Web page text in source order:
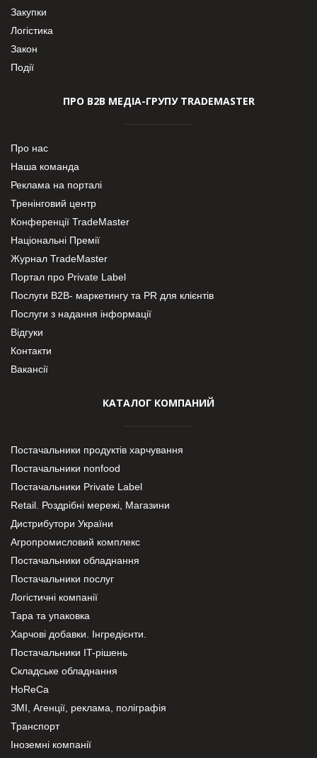
Закупки
Логістика
Закон
Події
ПРО В2В МЕДІА-ГРУПУ TRADEMASTER
Про нас
Наша команда
Реклама на порталі
Тренінговий центр
Конференції TradeMaster
Національні Премії
Журнал TradeMaster
Портал про Private Label
Послуги В2В- маркетингу та PR для клієнтів
Послуги з надання інформації
Відгуки
Контакти
Вакансії
КАТАЛОГ КОМПАНИЙ
Постачальники продуктів харчування
Постачальники nonfood
Постачальники Private Label
Retail. Роздрібні мережі, Магазини
Дистрибутори України
Агропромисловий комплекс
Постачальники обладнання
Постачальники послуг
Логістичні компанії
Тара та упаковка
Харчові добавки. Інгредієнти.
Постачальники IT-рішень
Складське обладнання
HoReCa
ЗМІ, Агенції, реклама, поліграфія
Транспорт
Іноземні компанії